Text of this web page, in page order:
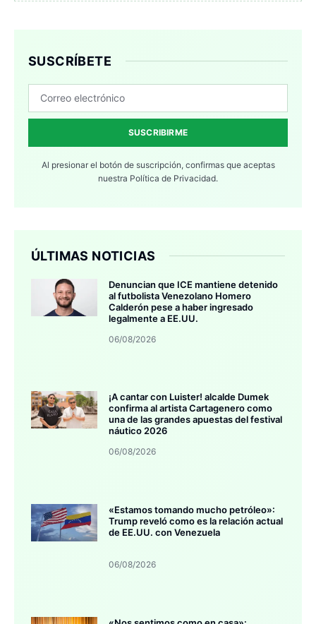
SUSCRÍBETE
SUSCRIBIRME
Al presionar el botón de suscripción, confirmas que aceptas
nuestra Política de Privacidad.
ÚLTIMAS NOTICIAS
Denuncian que ICE mantiene detenido
al futbolista Venezolano Homero
Calderón pese a haber ingresado
legalmente a EE.UU.
06/08/2026
¡A cantar con Luister! alcalde Dumek
confirma al artista Cartagenero como
una de las grandes apuestas del festival
náutico 2026
06/08/2026
«Estamos tomando mucho petróleo»:
Trump reveló como es la relación actual
de EE.UU. con Venezuela
06/08/2026